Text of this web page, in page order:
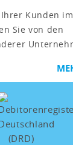
Kunden
Sie von den